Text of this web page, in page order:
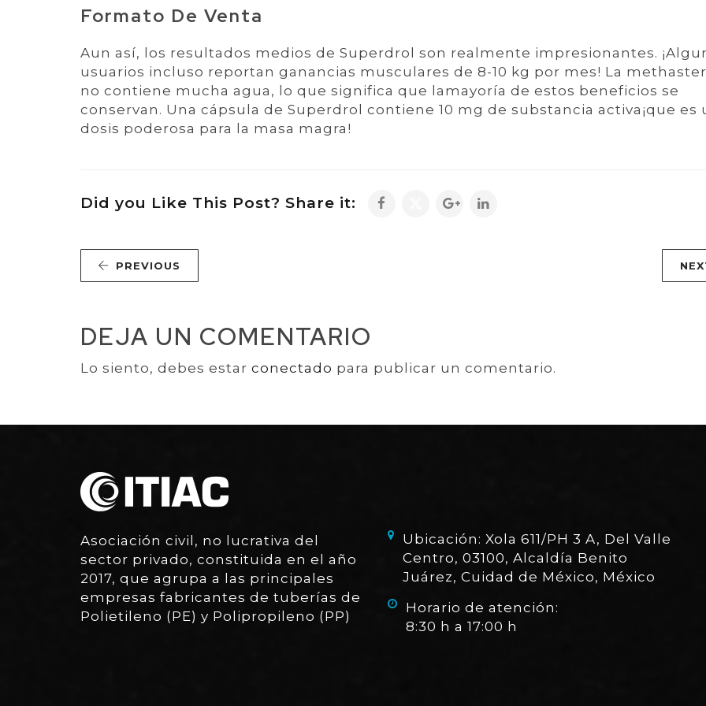
Formato De Venta
Aun así, los resultados medios de Superdrol son realmente impresionantes.
usuarios incluso reportan ganancias musculares de 8-10 kg por mes! La
no contiene mucha agua, lo que significa que lamayoría de estos beneficios se
conservan. Una cápsula de Superdrol contiene 10 mg de substancia activa¡que es
dosis poderosa para la masa magra!
Did you Like This Post? Share it:
PREVIOUS
DEJA UN COMENTARIO
Lo siento, debes estar conectado para publicar un comentario.
Asociación civil, no lucrativa del
sector privado, constituida en el año
2017, que agrupa a las principales
empresas fabricantes de tuberías de
Polietileno (PE) y Polipropileno (PP)
Ubicación: Xola 611/PH 3 A, Del Valle
Centro, 03100, Alcaldía Benito
Juárez, Cuidad de México, México
Horario de atención:
8:30 h a 17:00 h